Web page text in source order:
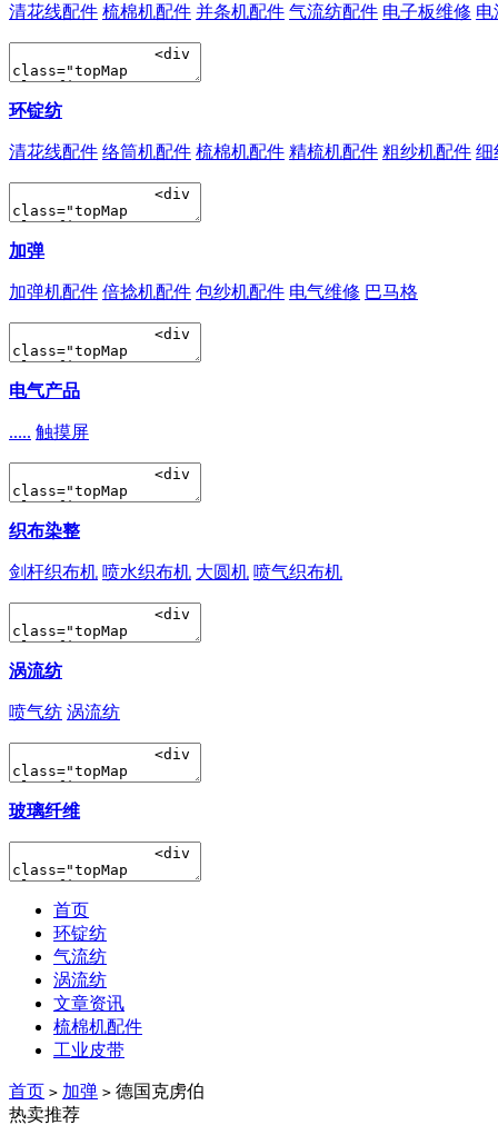
清花线配件 梳棉机配件 并条机配件 气流纺配件 电子板维修 电
环锭纺
清花线配件 络筒机配件 梳棉机配件 精梳机配件 粗纱机配件 细
加弹
加弹机配件 倍捻机配件 包纱机配件 电气维修 巴马格
电气产品
..... 触摸屏
织布染整
剑杆织布机 喷水织布机 大圆机 喷气织布机
涡流纺
喷气纺 涡流纺
玻璃纤维
首页
环锭纺
气流纺
涡流纺
文章资讯
梳棉机配件
工业皮带
首页 > 加弹 > 德国克虏伯
热卖推荐